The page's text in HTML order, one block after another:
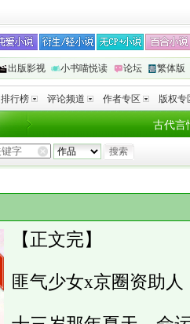
出版影视 小书喵悦读 论坛 繁体版
排行榜 评论频道 作者专区 版权专
古代言
【正文完】
匪气少女x京圈资助人